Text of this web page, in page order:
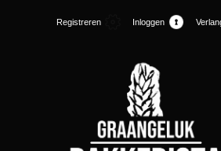
Registreren Inloggen